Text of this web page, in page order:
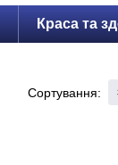
Краса та
Сортування: